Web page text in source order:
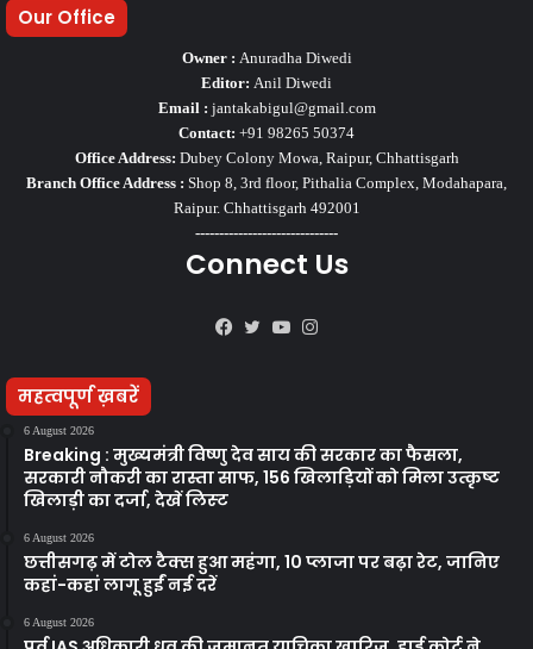
Our Office
Owner : Anuradha Diwedi
Editor: Anil Diwedi
Email : jantakabigul@gmail.com
Contact: +91 98265 50374
Office Address: Dubey Colony Mowa, Raipur, Chhattisgarh
Branch Office Address : Shop 8, 3rd floor, Pithalia Complex, Modahapara,
Raipur. Chhattisgarh 492001
------------------------------
Connect Us
Facebook
TwitterYouTube
महत्वपूर्ण ख़बरें
6 August 2026
Breaking : मुख्यमंत्री विष्णु देव साय की सरकार का फैसला,
सरकारी नौकरी का रास्ता साफ, 156 खिलाड़ियों को मिला उत्कृष्ट
खिलाड़ी का दर्जा, देखें लिस्‍ट
6 August 2026
छत्तीसगढ़ में टोल टैक्स हुआ महंगा, 10 प्लाजा पर बढ़ा रेट, जानिए
कहां-कहां लागू हुईं नई दरें
6 August 2026